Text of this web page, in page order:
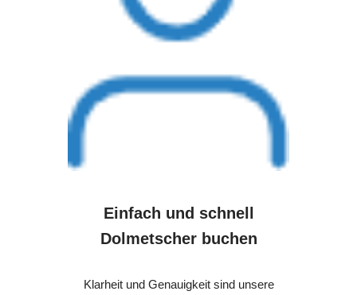
Einfach und schnell
Dolmetscher buchen
Klarheit und Genauigkeit sind unsere